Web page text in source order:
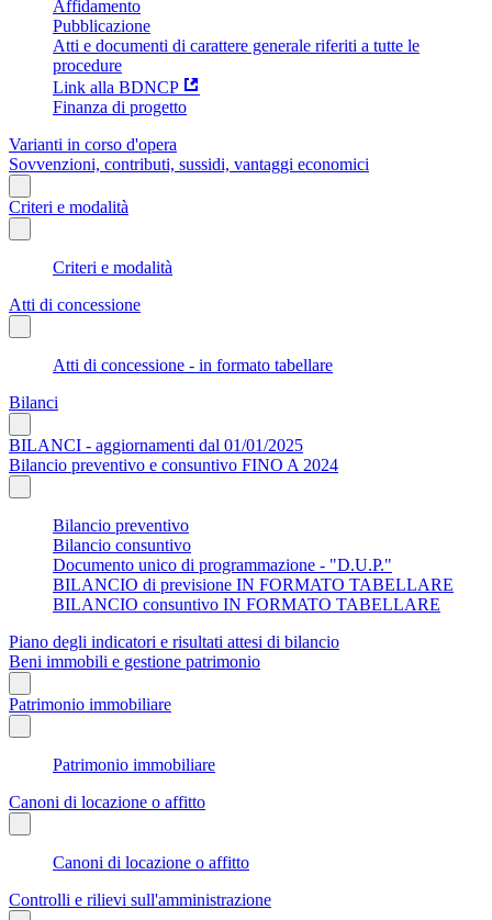
Affidamento
Pubblicazione
Atti e documenti di carattere generale riferiti a tutte le
procedure
Link alla BDNCP
Finanza di progetto
Varianti in corso d'opera
Sovvenzioni, contributi, sussidi, vantaggi economici
Criteri e modalità
Criteri e modalità
Atti di concessione
Atti di concessione - in formato tabellare
Bilanci
BILANCI - aggiornamenti dal 01/01/2025
Bilancio preventivo e consuntivo FINO A 2024
Bilancio preventivo
Bilancio consuntivo
Documento unico di programmazione - "D.U.P."
BILANCIO di previsione IN FORMATO TABELLARE
BILANCIO consuntivo IN FORMATO TABELLARE
Piano degli indicatori e risultati attesi di bilancio
Beni immobili e gestione patrimonio
Patrimonio immobiliare
Patrimonio immobiliare
Canoni di locazione o affitto
Canoni di locazione o affitto
Controlli e rilievi sull'amministrazione